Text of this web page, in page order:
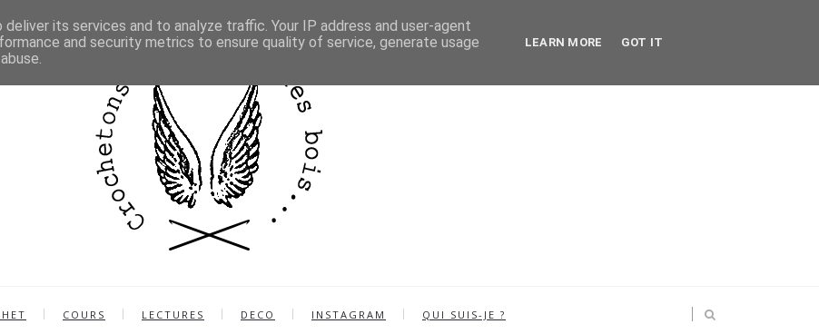
COURS LECTURES DECO INSTAGRAM QUI SUIS-JE ?
its services and to analyze traffic. Your IP address and user-agent
and security metrics to ensure quality of service, generate usage
LEARN MORE GOT IT